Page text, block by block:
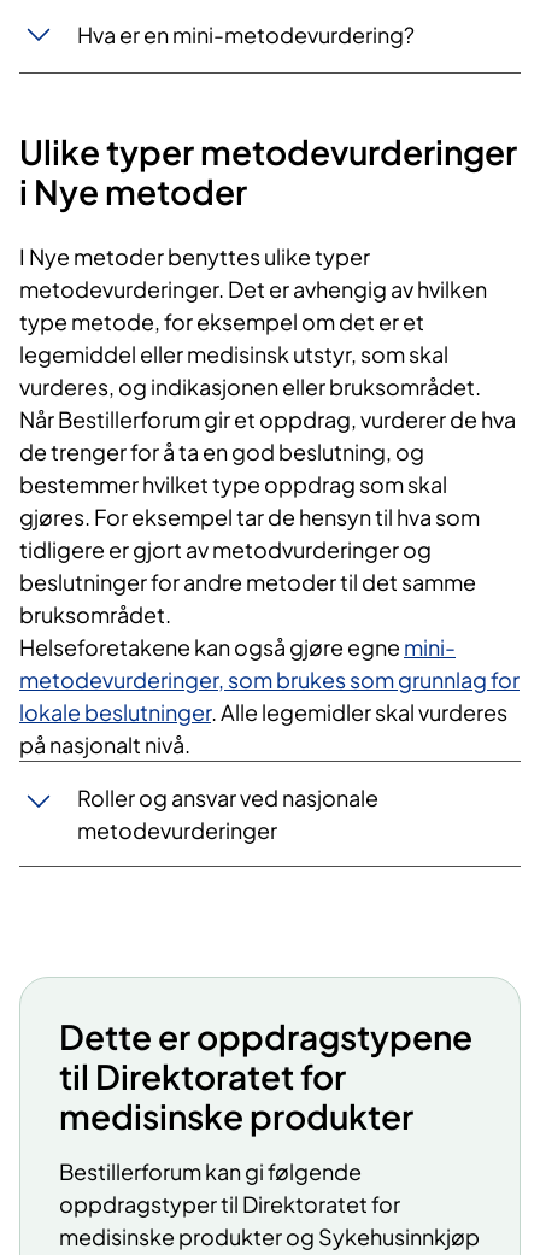
Hva er en mini-metodevurdering?
Ulike typer metodevurderinger
i Nye metoder
I Nye metoder benyttes ulike typer
metodevurderinger. Det er avhengig av hvilken
type metode, for eksempel om det er et
legemiddel eller medisinsk utstyr, som skal
vurderes, og indikasjonen eller bruksområdet.
Når Bestillerforum gir et oppdrag, vurderer de hva
de trenger for å ta en god beslutning, og
bestemmer hvilket type oppdrag som skal
gjøres. For eksempel tar de hensyn til hva som
tidligere er gjort av metodvurderinger og
beslutninger for andre metoder til det samme
bruksområdet.
Helseforetakene kan også gjøre egne mini-
metodevurderinger, som brukes som grunnlag for
lokale beslutninger. Alle legemidler skal vurderes
på nasjonalt nivå.
Roller og ansvar ved nasjonale
metodevurderinger
Dette er oppdragstypene
til Direktoratet for
medisinske produkter
Bestillerforum kan gi følgende
oppdragstyper til Direktoratet for
medisinske produkter og Sykehusinnkjøp